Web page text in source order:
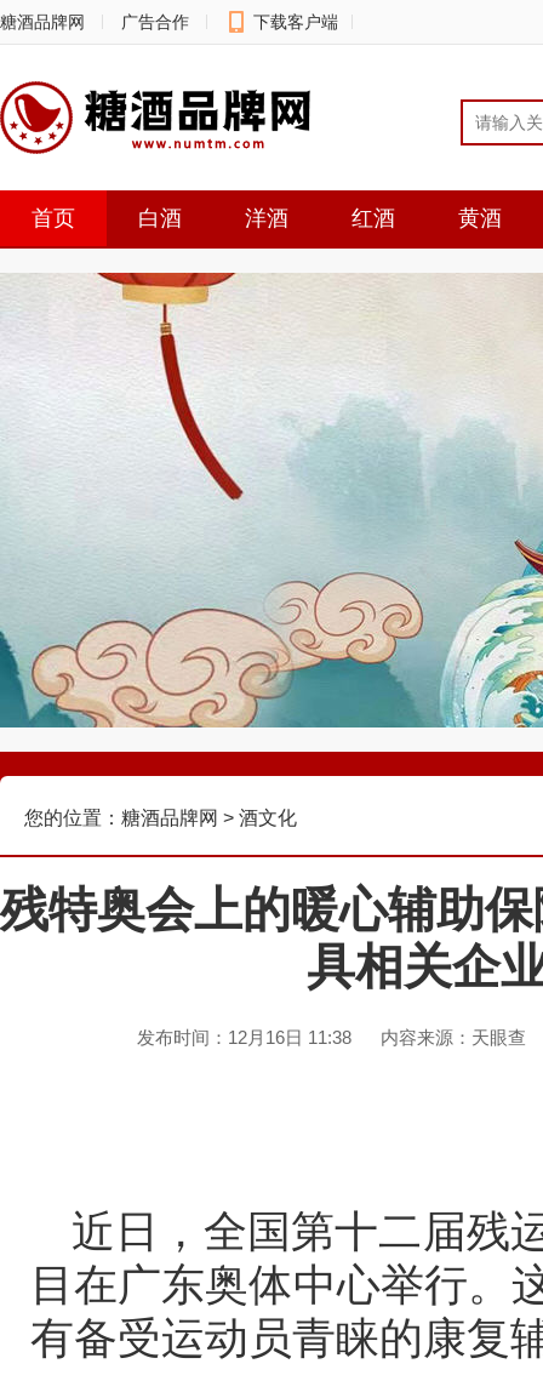
糖酒品牌网 广告合作 下载客户端
首页 白酒 洋酒 红酒 黄酒
资讯 聚焦
您的位置： 糖酒品牌网 > 酒文化
残特奥会上的暖心辅助
具相关企
发布时间：12月16日 11:38 内容来源：天眼查
近日，全国第十二届残
目在广东奥体中心举行。
有备受运动员青睐的康复